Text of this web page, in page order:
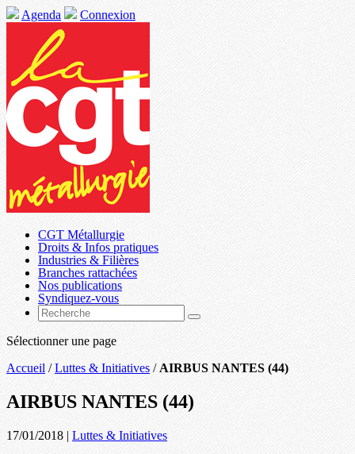
Agenda Connexion
CGT Métallurgie
Droits & Infos pratiques
Industries & Filières
Branches rattachées
Nos publications
Syndiquez-vous
Sélectionner une page
Accueil /Luttes & Initiatives / AIRBUS NANTES (44)
AIRBUS NANTES (44)
17/01/2018 | Luttes & Initiatives